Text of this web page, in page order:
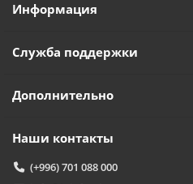
Информация
Служба поддержки
Дополнительно
Наши контакты
(+996) 701 088 000